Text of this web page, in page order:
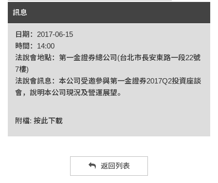
訊息
日期：2017-06-15
時間：14:00
法說會地點：第一金證券總公司(台北市長安東路一段22號
7樓)
法說會訊息：本公司受邀參與第一金證券2017Q2投資座談
會，說明本公司現況及營運展望。
附檔: 按此下載
返回列表